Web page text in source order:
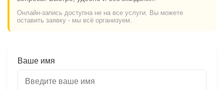
Онлайн-запись доступна не на все услуги. Вы можете
оставить заявку - мы всё организуем.
Ваше имя